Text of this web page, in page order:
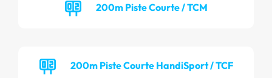
200m Piste Courte / TCM
200m Piste Courte HandiSport / TCF